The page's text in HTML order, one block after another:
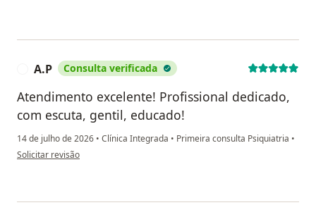
A.P Consulta verificada
Atendimento excelente! Profissional dedicado,
com escuta, gentil, educado!
14 de julho de 2026 • Clínica Integrada • Primeira consulta Psiquiatria •
na opinião do utilizador A.P
Solicitar revisão